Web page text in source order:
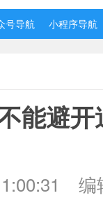
号导航 小程序导航
能避
编